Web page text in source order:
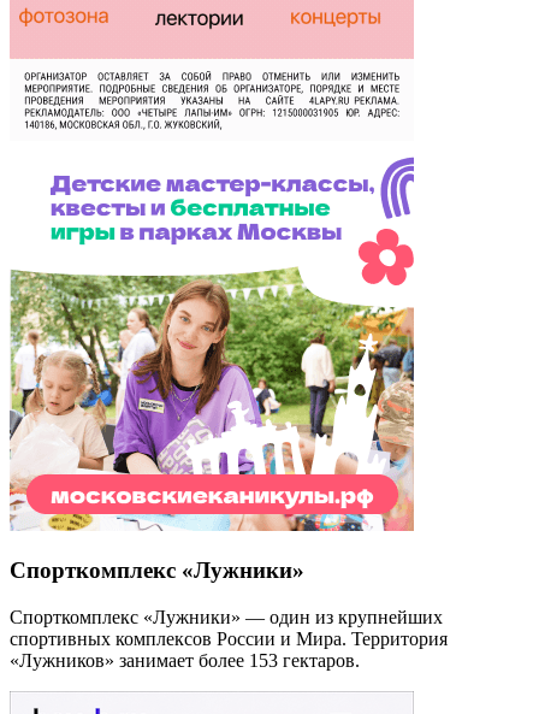
Спорткомплекс «Лужники»
Спорткомплекс «Лужники» — один из крупнейших
спортивных комплексов России и Мира. Территория
«Лужников» занимает более 153 гектаров.